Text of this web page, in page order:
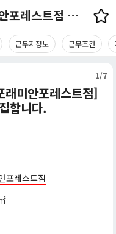
이마트에브리데이 개포래미안포레스트점 채용정보
근무지정보 근무조건
1/7
미안포레스트점]
합니다.
포레스트점